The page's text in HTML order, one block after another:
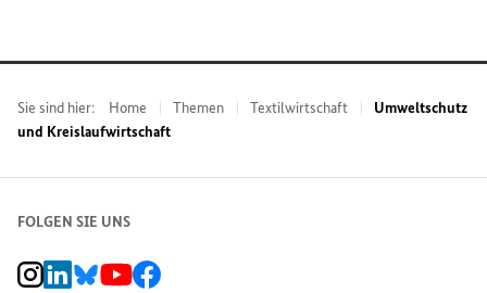
Sie sind hier: Home Themen Textilwirtschaft
Umweltschutz
und Kreislaufwirtschaft
FOLGEN SIE UNS
BMZ Instagram-Kanal, Externer Link
BMZ LinkedIn Unternehmensseite, Externer Link
BMZ Bluesky-Seite, Externer Link
BMZ Youtube-Kanal, Externer Link
BMZ Facebook-Seite, Externer Link